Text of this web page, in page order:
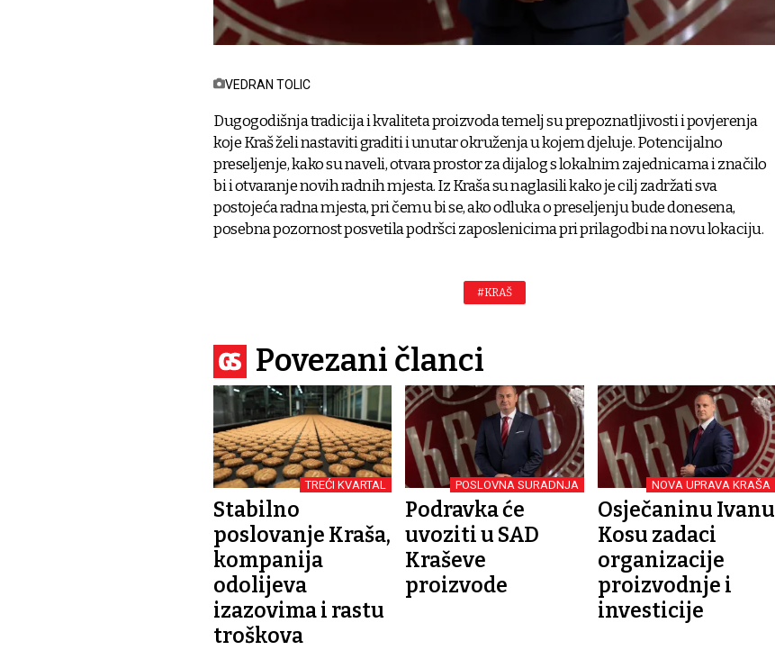
VEDRAN TOLIC
Dugogodišnja tradicija i kvaliteta proizvoda temelj su prepoznatljivosti i povjerenja
koje Kraš želi nastaviti graditi i unutar okruženja u kojem djeluje. Potencijalno
preseljenje, kako su naveli, otvara prostor za dijalog s lokalnim zajednicama i značilo
bi i otvaranje novih radnih mjesta. Iz Kraša su naglasili kako je cilj zadržati sva
postojeća radna mjesta, pri čemu bi se, ako odluka o preseljenju bude donesena,
posebna pozornost posvetila podršci zaposlenicima pri prilagodbi na novu lokaciju.
#KRAŠ
Povezani članci
TREĆI KVARTAL
Stabilno
poslovanje Kraša,
kompanija
odolijeva
izazovima i rastu
troškova
POSLOVNA SURADNJA
Podravka će
uvoziti u SAD
Kraševe
proizvode
NOVA UPRAVA KRAŠA
Osječaninu Ivanu
Kosu zadaci
organizacije
proizvodnje i
investicije